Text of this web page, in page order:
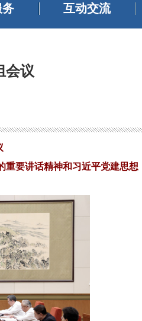
互动交流
会议
重要讲话精神和习近平党建思想